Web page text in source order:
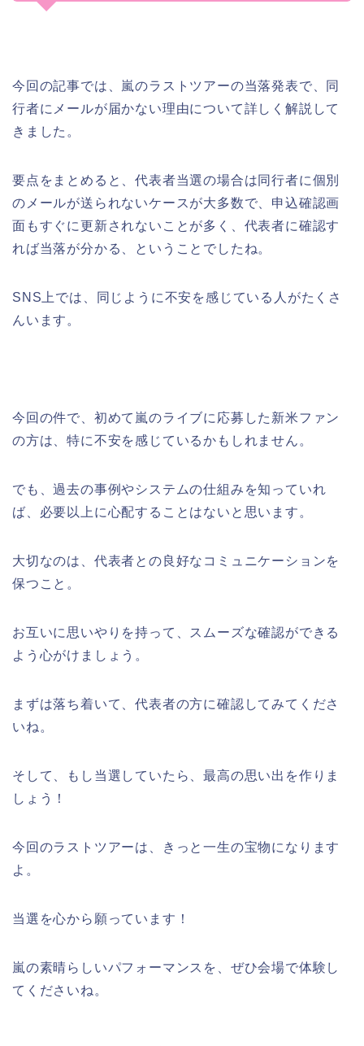
今回の記事では、嵐のラストツアーの当落発表で、同
行者にメールが届かない理由について詳しく解説して
きました。
要点をまとめると、代表者当選の場合は同行者に個別
のメールが送られないケースが大多数で、申込確認画
面もすぐに更新されないことが多く、代表者に確認す
れば当落が分かる、ということでしたね。
SNS上では、同じように不安を感じている人がたくさ
んいます。
今回の件で、初めて嵐のライブに応募した新米ファン
の方は、特に不安を感じているかもしれません。
でも、過去の事例やシステムの仕組みを知っていれ
ば、必要以上に心配することはないと思います。
大切なのは、代表者との良好なコミュニケーションを
保つこと。
お互いに思いやりを持って、スムーズな確認ができる
よう心がけましょう。
まずは落ち着いて、代表者の方に確認してみてくださ
いね。
そして、もし当選していたら、最高の思い出を作りま
しょう！
今回のラストツアーは、きっと一生の宝物になります
よ。
当選を心から願っています！
嵐の素晴らしいパフォーマンスを、ぜひ会場で体験し
てくださいね。